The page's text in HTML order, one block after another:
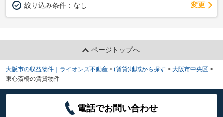
絞り込み条件： なし 変更
ページトップへ
大阪市の収益物件｜ライオンズ不動産 > (賃貸)地域から探す > 大阪市中央区 >
東心斎橋の賃貸物件
電話でお問い合わせ